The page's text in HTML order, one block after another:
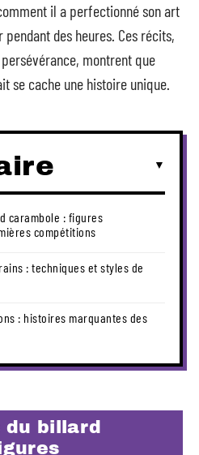
il a perfectionné son art
des heures. Ces récits,
montrent que
se cache une histoire unique.
carambole : figures
compétitions
: techniques et styles de
: histoires marquantes des
du billard